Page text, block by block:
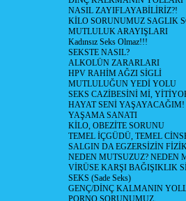
NASIL ZAYIFLAYABİLİRİZ?!
KİLO SORUNUMUZ SAGLIK
MUTLULUK ARAYIŞLARI
Kadınsız Seks Olmaz!!!
SEKSTE NASIL?
ALKOLÜN ZARARLARI
HPV RAHİM AĞZI SİGLİ
MUTLULUĞUN YEDİ YOLU
SEKS CAZİBESİNİ Mİ,
HAYAT SENİ YAŞAYACAĞIM!
YAŞAMA SANATI
KİLO, OBEZİTE SORUNU
TEMEL İÇGÜDÜ, TEMEL
SALGIN DA EGZERSİZİN
NEDEN MUTSUZUZ? NEDEN
VİRÜSE KARŞI BAĞIŞIKLIK
SEKS (Sade Seks)
GENÇ/DİNÇ KALMANIN
PORNO SORUNUMUZ.